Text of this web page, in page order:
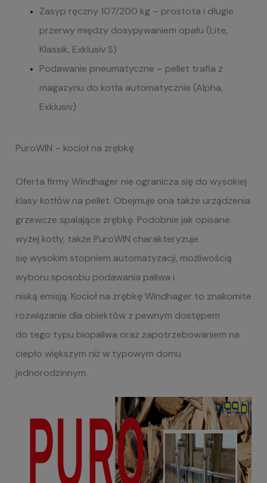
Zasyp ręczny 107/200 kg – prostota i długie
przerwy między dosypywaniem opału (Lite,
Klassik, Exklusiv S)
Podawanie pneumatyczne – pellet trafia z
magazynu do kotła automatycznie (Alpha,
Exklusiv)
PuroWIN – kocioł na zrębkę
Oferta firmy Windhager nie ogranicza się do wysokiej
klasy kotłów na pellet. Obejmuje ona także urządzenia
grzewcze spalające zrębkę. Podobnie jak opisane
wyżej kotły, także PuroWIN charakteryzuje
się wysokim stopniem automatyzacji, możliwością
wyboru sposobu podawania paliwa i
niską emisją. Kocioł na zrębkę Windhager to znakomite
rozwiązanie dla obiektów z pewnym dostępem
do tego typu biopaliwa oraz zapotrzebowaniem na
ciepło większym niż w typowym domu
jednorodzinnym.